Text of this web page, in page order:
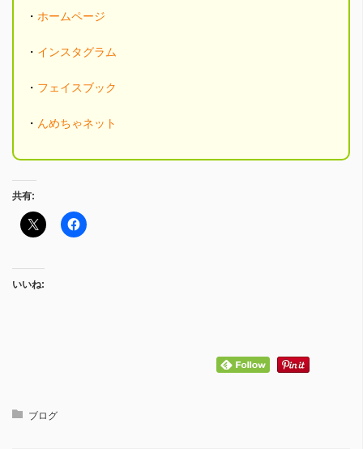
・ ホームページ
・ インスタグラム
・ フェイスブック
・ んめちゃネット
共有:
いいね:
ブログ